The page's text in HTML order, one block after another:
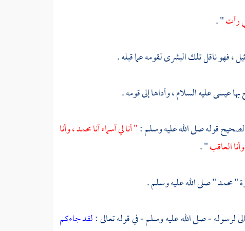
رأت" .
،فهو ناقل تلك البشرى لقومه عما قبله .
عيسىعليه السلام ، وأداها إلى قومه .
قوله صلى الله عليه وسلم :" أنا لي أسماء أنامحمد ،وأنا
العاقب" .
"محمد" صلى الله عليه وسلم .
لرسوله - صلى الله عليه وسلم - في قوله تعالى :لقد جاءكم